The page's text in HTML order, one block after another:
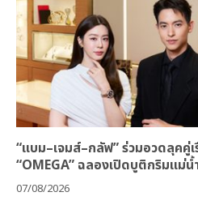
“แบม–เจมส์–กลัฟ” ร่วมอวดลุคคู่
“OMEGA” ฉลองเปิดบูติกริมแม่
07/08/2026